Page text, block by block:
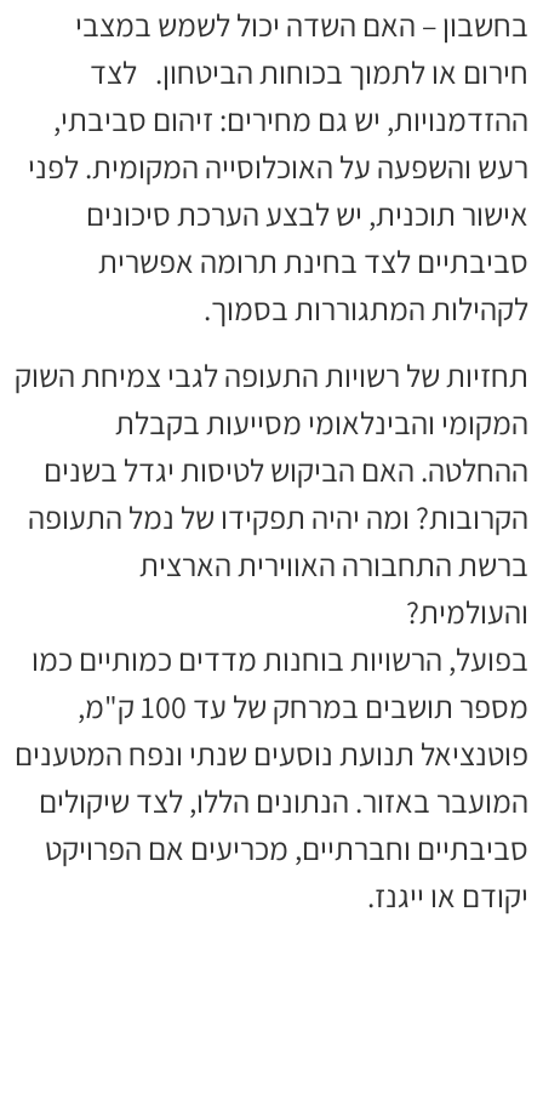
בחשבון – האם השדה יכול לשמש במצבי
חירום או לתמוך בכוחות הביטחון. לצד
ההזדמנויות, יש גם מחירים: זיהום סביבתי,
רעש והשפעה על האוכלוסייה המקומית. לפני
אישור תוכנית, יש לבצע הערכת סיכונים
סביבתיים לצד בחינת תרומה אפשרית
לקהילות המתגוררות בסמוך.
תחזיות של רשויות התעופה לגבי צמיחת השוק
המקומי והבינלאומי מסייעות בקבלת
ההחלטה. האם הביקוש לטיסות יגדל בשנים
הקרובות? ומה יהיה תפקידו של נמל התעופה
ברשת התחבורה האווירית הארצית
והעולמית?
בפועל, הרשויות בוחנות מדדים כמותיים כמו
מספר תושבים במרחק של עד 100 ק"מ,
פוטנציאל תנועת נוסעים שנתי ונפח המטענים
המועבר באזור. הנתונים הללו, לצד שיקולים
סביבתיים וחברתיים, מכריעים אם הפרויקט
יקודם או ייגנז.